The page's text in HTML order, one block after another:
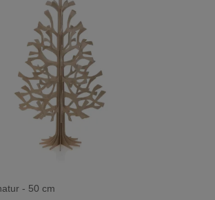
- 50 cm